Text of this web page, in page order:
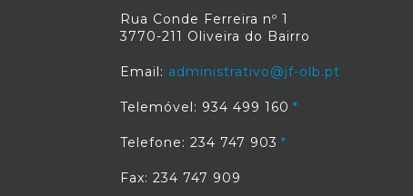
Rua Conde Ferreira nº 1
3770-211 Oliveira do Bairro
Email: administrativo@jf-olb.pt
Telemóvel: 934 499 160
Telefone: 234 747 903
Fax: 234 747 909